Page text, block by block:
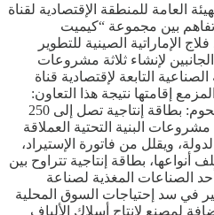
العامة للمنطقة الإقتصادية لقناة
بين مجموعة “كيميت
الإماراتية الصينية للتطوير
لإنشاء ثلاثة مشروعات
التابعة لإقتصادية قناة
إقامتها نتيجة هذا التعاون:
مصنع المواسير الصلب غير الملحوم: بطاقة إنتاجية تصل إلى 250
البنية التحتية العملاقة
ويقلل من فاتورة الإستيراد،
بطاقة إنتاجية تتراوح بين
كأحد الصناعات المغذية لصناعة
في سد إحتياجات السوق المحلية
لمصنع لإنتاج أسلاك الألياف